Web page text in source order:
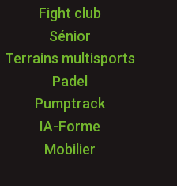
Fight club
Sénior
Terrains multisports
Padel
Pumptrack
IA-Forme
Mobilier